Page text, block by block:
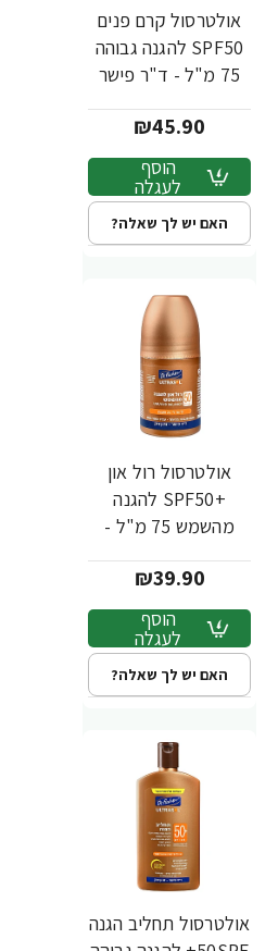
אולטרסול קרם פנים
SPF50 להגנה גבוהה
75 מ"ל - ד"ר פישר
₪45.90
הוסף
לעגלה
האם יש לך שאלה?
אולטרסול רול און
+SPF50 להגנה
מהשמש 75 מ"ל -
₪39.90
הוסף
לעגלה
האם יש לך שאלה?
אולטרסול תחליב הגנה